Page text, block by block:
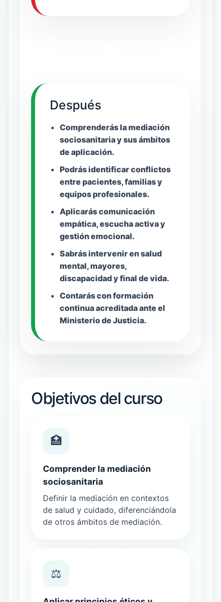
Después
Comprenderás la mediación
sociosanitaria y sus ámbitos
de aplicación.
Podrás identificar conflictos
entre pacientes, familias y
equipos profesionales.
Aplicarás comunicación
empática, escucha activa y
gestión emocional.
Sabrás intervenir en salud
mental, mayores,
discapacidad y final de vida.
Contarás con formación
continua acreditada ante el
Ministerio de Justicia.
Objetivos del curso
🏥
Comprender la mediación
sociosanitaria
Definir la mediación en contextos
de salud y cuidado, diferenciándola
de otros ámbitos de mediación.
⚖️